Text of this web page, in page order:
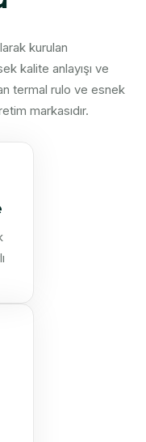
kurulan
kalite anlayışı ve
termal rulo ve esnek
markasıdır.